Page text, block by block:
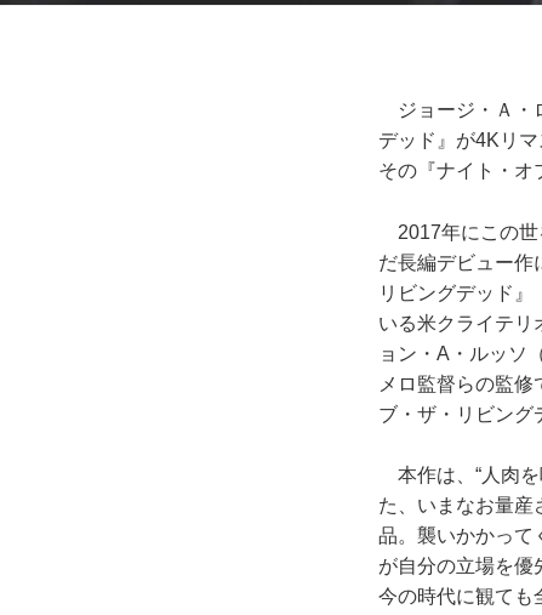
ジョージ・Ａ・
デッド』が4Kリ
その『ナイト・オ
2017年にこの世
だ長編デビュー作
リビングデッド
いる米クライテリ
ョン・A・ルッソ
メロ監督らの監
ブ・ザ・リビング
本作は、“人肉を
た、いまなお量産
品。襲いかかって
が自分の立場を優
今の時代に観ても